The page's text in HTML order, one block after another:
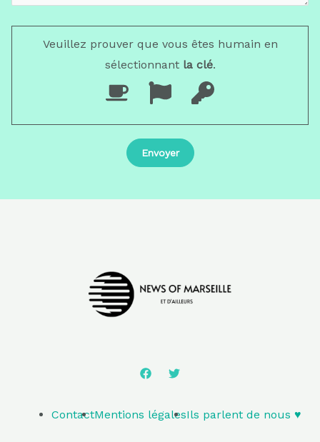
Veuillez prouver que vous êtes humain en
sélectionnantla clé.
ContactMentions légalesIls parlent de nous ♥️